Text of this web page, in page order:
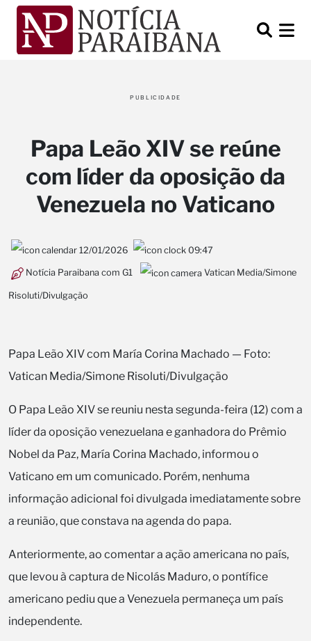
PUBLICIDADE
Papa Leão XIV se reúne
com líder da oposição da
Venezuela no Vaticano
12/01/2026 09:47
Notícia Paraibana com G1 Vatican Media/Simone
Risoluti/Divulgação
Papa Leão XIV com María Corina Machado — Foto:
Vatican Media/Simone Risoluti/Divulgação
O Papa Leão XIV se reuniu nesta segunda-feira (12) com a
líder da oposição venezuelana e ganhadora do Prêmio
Nobel da Paz, María Corina Machado, informou o
Vaticano em um comunicado. Porém, nenhuma
informação adicional foi divulgada imediatamente sobre
a reunião, que constava na agenda do papa.
Anteriormente, ao comentar a ação americana no país,
que levou à captura de Nicolás Maduro, o pontífice
americano pediu que a Venezuela permaneça um país
independente.